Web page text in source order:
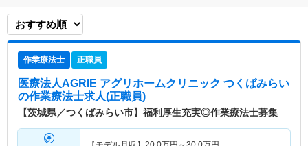
作業療法士 正職員
医療法人AGRIE アグリホームクリニック つくばみらい
の作業療法士求人(正職員)
【茨城県／つくばみらい市】福利厚生充実◎作業療法士募集